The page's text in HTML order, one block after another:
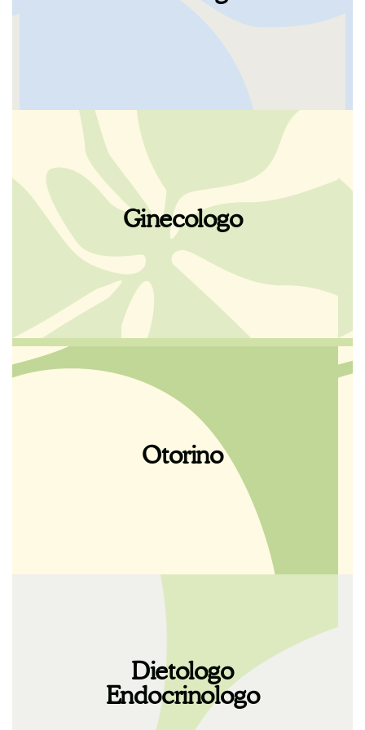
Ginecologo
Trovare, investire e dedicare tempo al
proprio benessere, alla propria salute e alla
propria felicità è fondamentale se si vuole
stare bene. C’è bisogno di luoghi e persone
che possano costruire questo tempo
insieme.
Otorino
Trovare, investire e dedicare tempo al
proprio benessere, alla propria salute e alla
propria felicità è fondamentale se si vuole
stare bene. C’è bisogno di luoghi e persone
che possano costruire questo tempo
Dietologo
Endocrinologo
Trovare, investire e dedicare tempo al
proprio benessere, alla propria salute e alla
propria felicità è fondamentale se si vuole
stare bene. C’è bisogno di luoghi e persone
che possano costruire questo tempo
insieme.